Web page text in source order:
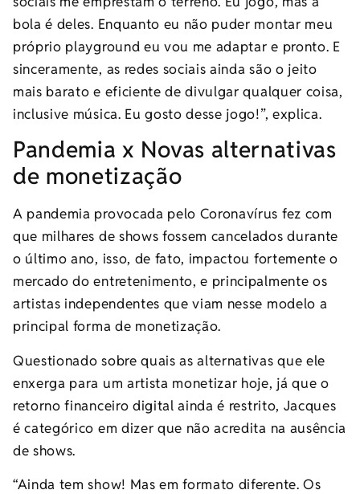
bola é deles. Enquanto eu não puder montar meu
próprio playground eu vou me adaptar e pronto. E
sinceramente, as redes sociais ainda são o jeito
mais barato e eficiente de divulgar qualquer coisa,
inclusive música. Eu gosto desse jogo!”, explica.
Pandemia x Novas alternativas
de monetização
A pandemia provocada pelo Coronavírus fez com
que milhares de shows fossem cancelados durante
o último ano, isso, de fato, impactou fortemente o
mercado do entretenimento, e principalmente os
artistas independentes que viam nesse modelo a
principal forma de monetização.
Questionado sobre quais as alternativas que ele
enxerga para um artista monetizar hoje, já que o
retorno financeiro digital ainda é restrito, Jacques
é categórico em dizer que não acredita na ausência
de shows.
“Ainda tem show! Mas em formato diferente. Os